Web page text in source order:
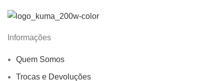
Informações
Quem Somos
Trocas e Devoluções